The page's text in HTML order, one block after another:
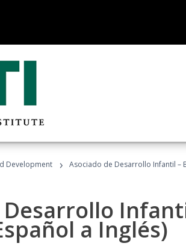
Development › Asociado de Desarrollo Infantil –
a Inglés)